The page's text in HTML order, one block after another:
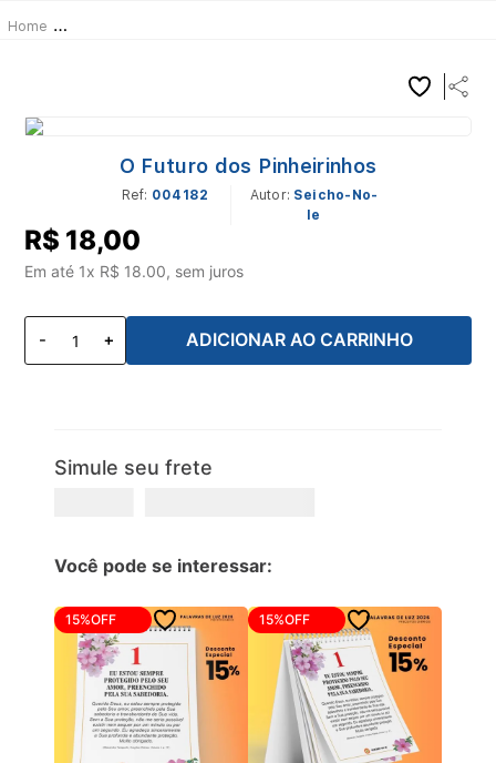
O Futuro dos Pinheirinhos
Ref: 004182
Seicho-No-
Ie
R$ 18,00
Em até 1x R$ 18.00, sem juros
ADICIONAR AO CARRINHO
Simule seu frete
Você pode se interessar:
15%OFF 15%OFF